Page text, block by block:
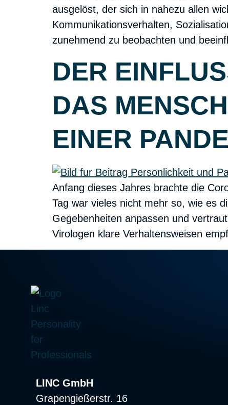
ausgelöst, der sich in nahezu allen
Kommunikationsverhalten,
zunehmend zu beobachten und
DER
DAS
EINER
Anfang dieses Jahres brachte die
Tag war vieles nicht mehr so, wie es
Gegebenheiten anpassen und
Virologen klare Verhaltensweisen
LINC GmbH
Grapengießerstr. 16